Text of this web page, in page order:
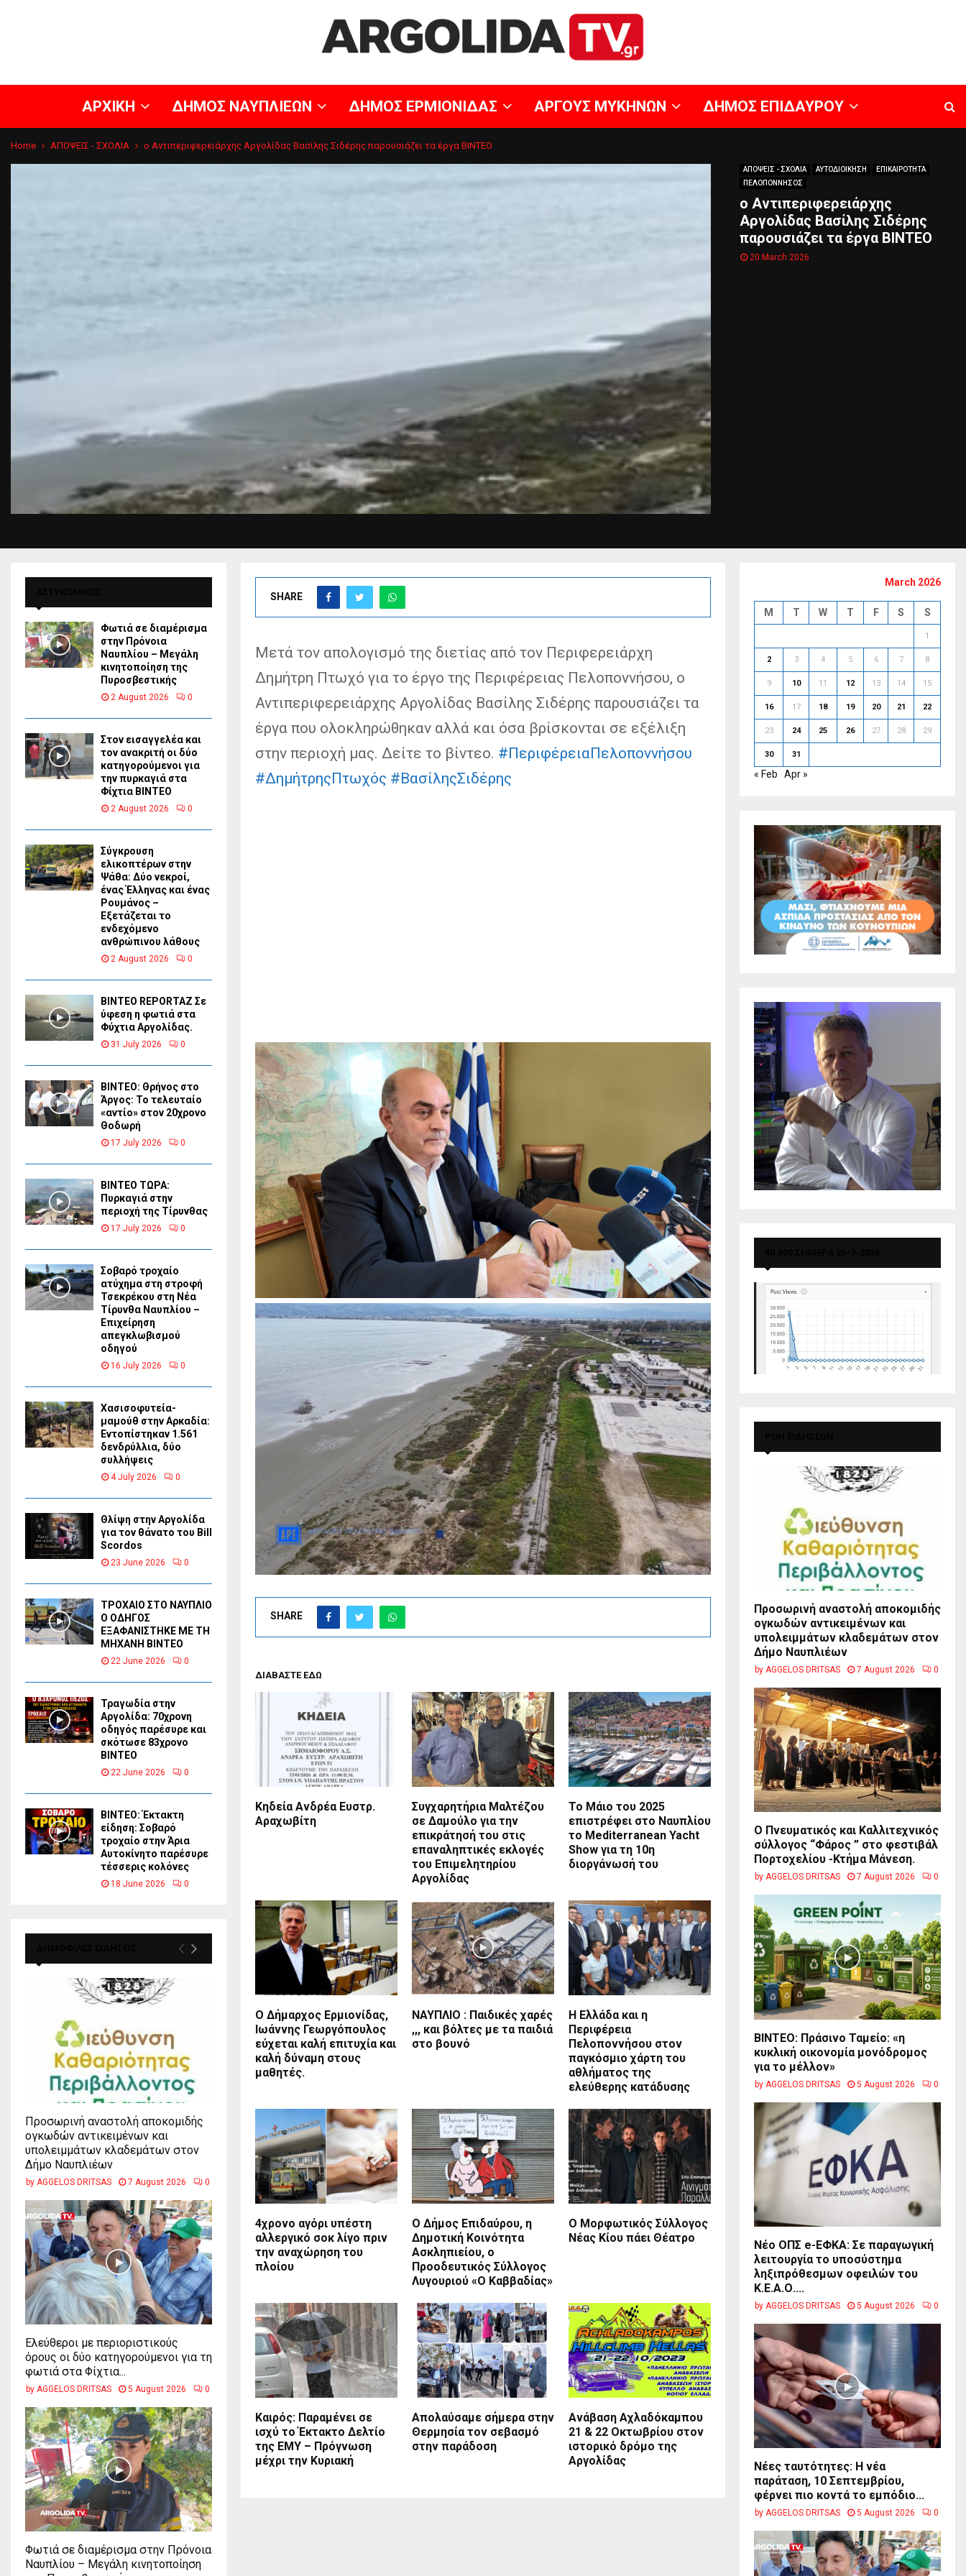
ΑΡΧΙΚΗ ΔΗΜΟΣ ΝΑΥΠΛΙΕΩΝ ΔΗΜΟΣ ΕΡΜΙΟΝΙΔΑΣ ΑΡΓΟΥΣ ΜΥΚΗΝΩΝ ΔΗΜΟΣ ΕΠΙΔΑΥΡΟΥ
Home ΑΠΟΨΕΙΣ - ΣΧΟΛΙΑ ο Αντιπεριφερειάρχης Αργολίδας Βασίλης Σιδέρης παρουσιάζει τα έργα ΒΙΝΤΕΟ
ΑΠΟΨΕΙΣ - ΣΧΟΛΙΑ ΑΥΤΟΔΙΟΙΚΗΣΗ
ΕΠΙΚΑΙΡΟΤΗΤΑ
ΠΕΛΟΠΟΝΝΗΣΟΣ
ο Αντιπεριφερειάρχης
Αργολίδας Βασίλης Σιδέρης
παρουσιάζει τα έργα ΒΙΝΤΕΟ
20 March 2026
SHARE
Μετά τον απολογισμό της διετίας από τον Περιφερειάρχη
Δημήτρη Πτωχό για το έργο της Περιφέρειας Πελοποννήσου, ο
Αντιπεριφερειάρχης Αργολίδας Βασίλης Σιδέρης παρουσιάζει τα
έργα που ολοκληρώθηκαν αλλά και όσα βρίσκονται σε εξέλιξη
στην περιοχή μας. Δείτε το βίντεο. #ΠεριφέρειαΠελοποννήσου
#ΔημήτρηςΠτωχός #ΒασίληςΣιδέρης
SHARE
ΔΙΑΒΑΣΤΕ ΕΔΩ
Κηδεία Ανδρέα Ευστρ.
Αραχωβίτη
Συγχαρητήρια Μαλτέζου
σε Δαμούλο για την
επικράτησή του στις
επαναληπτικές εκλογές
του Επιμελητηρίου
Αργολίδας
Το Μάιο του 2025
επιστρέφει στο Ναυπλίου
το Mediterranean Yacht
Show για τη 10η
διοργάνωσή του
Ο Δήμαρχος Ερμιονίδας,
Ιωάννης Γεωργόπουλος
εύχεται καλή επιτυχία και
καλή δύναμη στους
μαθητές.
ΝΑΥΠΛΙΟ : Παιδικές χαρές
,,, και βόλτες με τα παιδιά
στο βουνό
H Ελλάδα και η
Περιφέρεια
Πελοποννήσου στον
παγκόσμιο χάρτη του
αθλήματος της
ελεύθερης κατάδυσης
4χρονο αγόρι υπέστη
αλλεργικό σοκ λίγο πριν
την αναχώρηση του
πλοίου
Ο Δήμος Επιδαύρου, η
Δημοτική Κοινότητα
Ασκληπιείου, ο
Προοδευτικός Σύλλογος
Λυγουριού «Ο Καββαδίας»
Ο Μορφωτικός Σύλλογος
Νέας Κίου πάει Θέατρο
Καιρός: Παραμένει σε
ισχύ το Έκτακτο Δελτίο
της ΕΜΥ – Πρόγνωση
μέχρι την Κυριακή
Απολαύσαμε σήμερα στην
Θερμησία τον σεβασμό
στην παράδοση
Ανάβαση Αχλαδόκαμπου
21 & 22 Οκτωβρίου στον
ιστορικό δρόμο της
Αργολίδας
Φωτιά σε διαμέρισμα
στην Πρόνοια
Ναυπλίου – Μεγάλη
κινητοποίηση της
Πυροσβεστικής
2 August 2026 0
Στον εισαγγελέα και
τον ανακριτή οι δύο
κατηγορούμενοι για
την πυρκαγιά στα
Φίχτια ΒΙΝΤΕΟ
2 August 2026 0
Σύγκρουση
ελικοπτέρων στην
Ψάθα: Δύο νεκροί,
ένας Έλληνας και ένας
Ρουμάνος –
Εξετάζεται το
ενδεχόμενο
ανθρώπινου λάθους
2 August 2026 0
BINTEO REPORTAZ Σε
ύφεση η φωτιά στα
Φύχτια Αργολίδας.
31 July 2026 0
ΒΙΝΤΕΟ: Θρήνος στο
Άργος: Το τελευταίο
«αντίο» στον 20χρονο
Θοδωρή
17 July 2026 0
ΒΙΝΤΕΟ ΤΩΡΑ:
Πυρκαγιά στην
περιοχή της Τίρυνθας
17 July 2026 0
Σοβαρό τροχαίο
ατύχημα στη στροφή
Τσεκρέκου στη Νέα
Τίρυνθα Ναυπλίου –
Επιχείρηση
απεγκλωβισμού
οδηγού
16 July 2026 0
Χασισοφυτεία-
μαμούθ στην Αρκαδία:
Εντοπίστηκαν 1.561
δενδρύλλια, δύο
συλλήψεις
4 July 2026 0
Θλίψη στην Αργολίδα
για τον θάνατο του Bill
Scordos
23 June 2026 0
ΤΡΟΧΑΙΟ ΣΤΟ ΝΑΥΠΛΙΟ
Ο ΟΔΗΓΟΣ
ΕΞΑΦΑΝΙΣΤΗΚΕ ΜΕ ΤΗ
ΜΗΧΑΝΗ ΒΙΝΤΕΟ
22 June 2026 0
Τραγωδία στην
Αργολίδα: 70χρονη
οδηγός παρέσυρε και
σκότωσε 83χρονο
ΒΙΝΤΕΟ
22 June 2026 0
ΒΙΝΤΕΟ: Έκτακτη
είδηση: Σοβαρό
τροχαίο στην Άρια
Αυτοκίνητο παρέσυρε
τέσσερις κολόνες
18 June 2026 0
Προσωρινή αναστολή αποκομιδής
ογκωδών αντικειμένων και
υπολειμμάτων κλαδεμάτων στον
Δήμο Ναυπλιέων
by AGGELOS DRITSAS 7 August 2026 0
Ελεύθεροι με περιοριστικούς
όρους οι δύο κατηγορούμενοι για τη
φωτιά στα Φίχτια...
by AGGELOS DRITSAS 5 August 2026 0
Φωτιά σε διαμέρισμα στην Πρόνοια
Ναυπλίου – Μεγάλη κινητοποίηση
March 2026
M T W T F S S
1
2 3 4 5 6 7 8
9 10 11 12 13 14 15
16 17 18 19 20 21 22
23 24 25 26 27 28 29
30 31
« Feb Apr »
Προσωρινή αναστολή αποκομιδής
ογκωδών αντικειμένων και
υπολειμμάτων κλαδεμάτων στον
Δήμο Ναυπλιέων
by AGGELOS DRITSAS 7 August 2026 0
Ο Πνευματικός και Καλλιτεχνικός
σύλλογος “Φάρος ” στο φεστιβάλ
Πορτοχελίου -Κτήμα Μάνεση.
by AGGELOS DRITSAS 7 August 2026 0
BINTEO: Πράσινο Ταμείο: «η
κυκλική οικονομία μονόδρομος
για το μέλλον»
by AGGELOS DRITSAS 5 August 2026 0
Νέο ΟΠΣ e-ΕΦΚΑ: Σε παραγωγική
λειτουργία το υποσύστημα
ληξιπρόθεσμων οφειλών του
Κ.Ε.Α.Ο....
by AGGELOS DRITSAS 5 August 2026 0
Νέες ταυτότητες: Η νέα
παράταση, 10 Σεπτεμβρίου,
φέρνει πιο κοντά το εμπόδιο...
by AGGELOS DRITSAS 5 August 2026 0